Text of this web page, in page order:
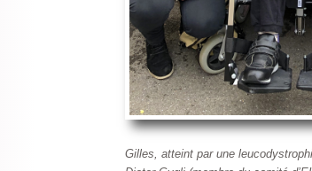
Gilles, atteint par une